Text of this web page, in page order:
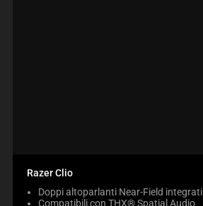
Razer Clio
Doppi altoparlanti Near-Field integrati
Compatibili con THX® Spatial Audio